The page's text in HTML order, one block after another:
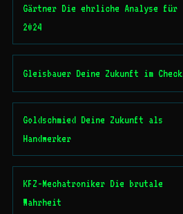
Gärtner Die ehrliche Analyse für
2024
Gleisbauer Deine Zukunft im Check
Goldschmied Deine Zukunft als
Handwerker
KFZ-Mechatroniker Die brutale
Wahrheit